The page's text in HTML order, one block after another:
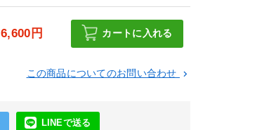
6,600円 カートに入れる
この商品についてのお問い合わせ keyboard_arrow_right
LINEで送る